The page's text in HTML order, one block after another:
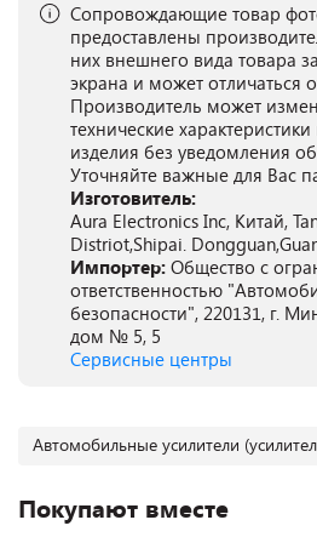
Сопровождающие товар
предоставлены
них внешнего вида товара
экрана и может отличаться
Производитель может
технические
изделия без уведомления
Уточняйте важные для Вас
Изготовитель:
Aura Electronics Inc, Китай,
Distriot,Shipai.
Импортер: Общество с
ответственностью
безопасности", 220131, г.
дом № 5, 5
Сервисные центры
Автомобильные усилители
Покупают вместе